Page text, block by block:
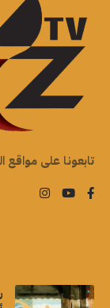
تابعونا على مواقع